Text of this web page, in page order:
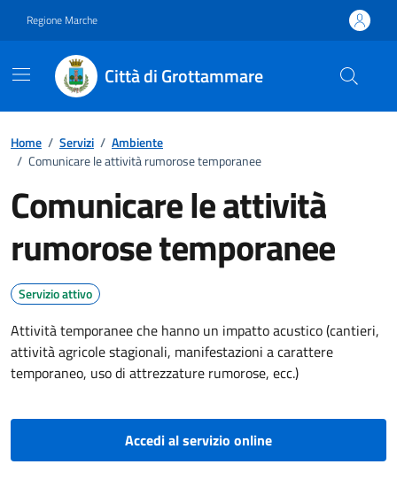
Regione Marche
Città di Grottammare
Home / Servizi / Ambiente
/ Comunicare le attività rumorose temporanee
Comunicare le attività
rumorose temporanee
Servizio attivo
Attività temporanee che hanno un impatto acustico (cantieri,
attività agricole stagionali, manifestazioni a carattere
temporaneo, uso di attrezzature rumorose, ecc.)
Accedi al servizio online